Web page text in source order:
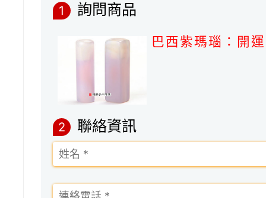
1 詢問商品
巴西紫瑪瑙：開
2 聯絡資訊